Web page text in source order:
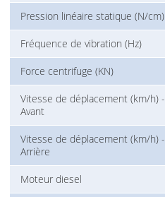
Pression linéaire statique (N/cm)
Fréquence de vibration (Hz)
Force centrifuge (KN)
Vitesse de déplacement (km/h) -
Avant
Vitesse de déplacement (km/h) -
Arrière
Moteur diesel